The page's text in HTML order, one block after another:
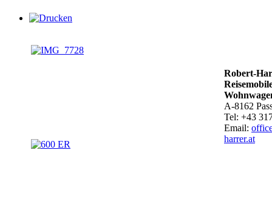
Robert-
A-8162
Tel: +43
Email:
harrer.at